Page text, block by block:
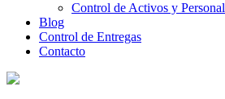
Control de Activos y Personal
Blog
Control de Entregas
Contacto